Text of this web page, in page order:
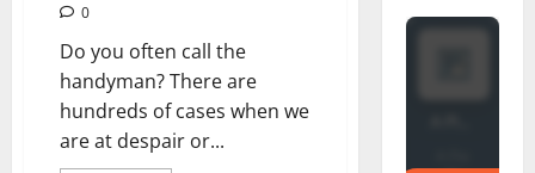
0
Do you often call the
handyman? There are
hundreds of cases when we
are at despair or...